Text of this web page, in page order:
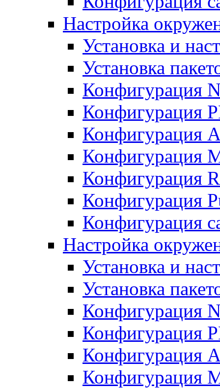
Настройка
Установка и
Установка
Конфигурация
Конфигурация
Конфигурация
Конфигурация
Конфигурация
Конфигурация
Конфигурация
Настройка
Установка и
Установка
Конфигурация
Конфигурация
Конфигурация
Конфигурация